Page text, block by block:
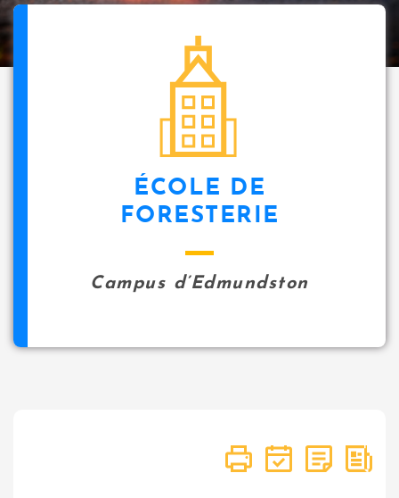
ÉCOLE DE
FORESTERIE
Campus d’Edmundston